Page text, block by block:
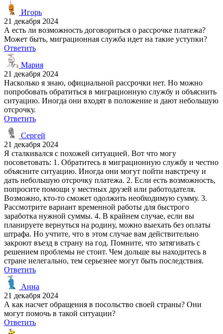
Игорь
21 декабря 2024
А есть ли возможность договориться о рассрочке платежа?
Может быть, миграционная служба идет на такие уступки?
Ответить
Мария
21 декабря 2024
Насколько я знаю, официальной рассрочки нет. Но можно
попробовать обратиться в миграционную службу и объяснить
ситуацию. Иногда они входят в положение и дают небольшую
отсрочку.
Ответить
Сергей
21 декабря 2024
Я сталкивался с похожей ситуацией. Вот что могу
посоветовать: 1. Обратитесь в миграционную службу и честно
объясните ситуацию. Иногда они могут пойти навстречу и
дать небольшую отсрочку платежа. 2. Если есть возможность,
попросите помощи у местных друзей или работодателя.
Возможно, кто-то сможет одолжить необходимую сумму. 3.
Рассмотрите вариант временной работы для быстрого
заработка нужной суммы. 4. В крайнем случае, если вы
планируете вернуться на родину, можно выехать без оплаты
штрафа. Но учтите, что в этом случае вам действительно
закроют въезд в страну на год. Помните, что затягивать с
решением проблемы не стоит. Чем дольше вы находитесь в
стране нелегально, тем серьезнее могут быть последствия.
Ответить
Анна
21 декабря 2024
А как насчет обращения в посольство своей страны? Они
могут помочь в такой ситуации?
Ответить